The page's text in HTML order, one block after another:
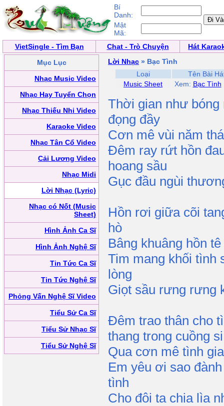
Bí
Danh:
Mật
Mã:
VietSingle - Tìm Bạn
Chat - Trò Chuyện
Hát
Mục Lục
Nhạc Music Video
Nhạc Hay Tuyển Chọn
Nhạc Thiếu Nhi Video
Karaoke Video
Nhạc Tân Cổ Video
Cải Lương Video
Nhạc Midi
Lời Nhạc (Lyric)
Nhạc có Nốt (Music
Sheet)
Hình Ảnh Ca Sĩ
Hình Ảnh Nghệ Sĩ
Tin Tức Ca Sĩ
Tin Tức Nghệ Sĩ
Phỏng Vấn Nghệ Sĩ Video
Tiểu Sử Ca Sĩ
Tiểu Sử Nhạc Sĩ
Tiểu Sử Nghệ Sĩ
Lời Nhạc » Bạc Tình
Loại
Tên Bài
Music Sheet
Xem: Bạc Tình
Thời gian như bóng
đọng đầy
Cơn mê vùi năm
Đêm ray rứt hồn
hoang sầu
Gục đầu ngùi
Hồn rơi giữa cõi
hò
Bâng khuâng hồn
Tim mang khối tình
lòng
Giọt sầu rưng rưng
Đêm trao thân cho
thang trong cuồng si
Qua cơn mê tình
Em yêu ơi sao
tình
Cho đôi ta chia lìa